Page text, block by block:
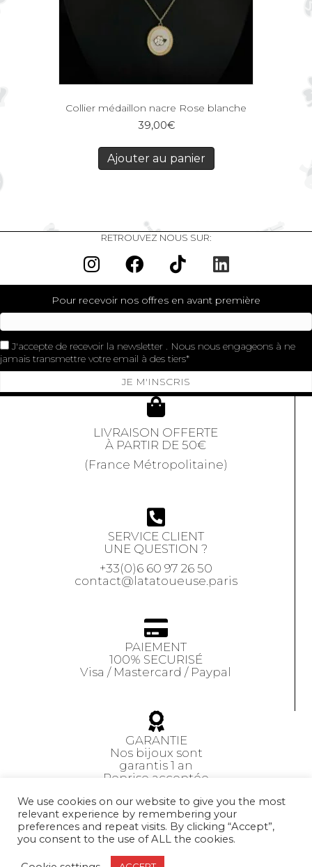
Collier médaillon nacre Rose blanche
39,00€
Ajouter au panier
RETROUVEZ NOUS SUR:
Pour recevoir nos offres en avant première
J'accepte de recevoir la newsletter . Nous nous engageons à ne
jamais transmettre votre email à des tiers
JE M'INSCRIS
LIVRAISON OFFERTE
À PARTIR DE 50€
(France Métropolitaine)
SERVICE CLIENT
UNE QUESTION ?
+33(0)6 60 97 26 50
contact@latatoueuse.paris
PAIEMENT
100% SECURISÉ
Visa / Mastercard / Paypal
GARANTIE
Nos bijoux sont
garantis 1 an
Reprise acceptée
CGV
We use cookies on our website to give you the most
relevant experience by remembering your
preferences and repeat visits. By clicking “Accept”,
you consent to the use of ALL the cookies.